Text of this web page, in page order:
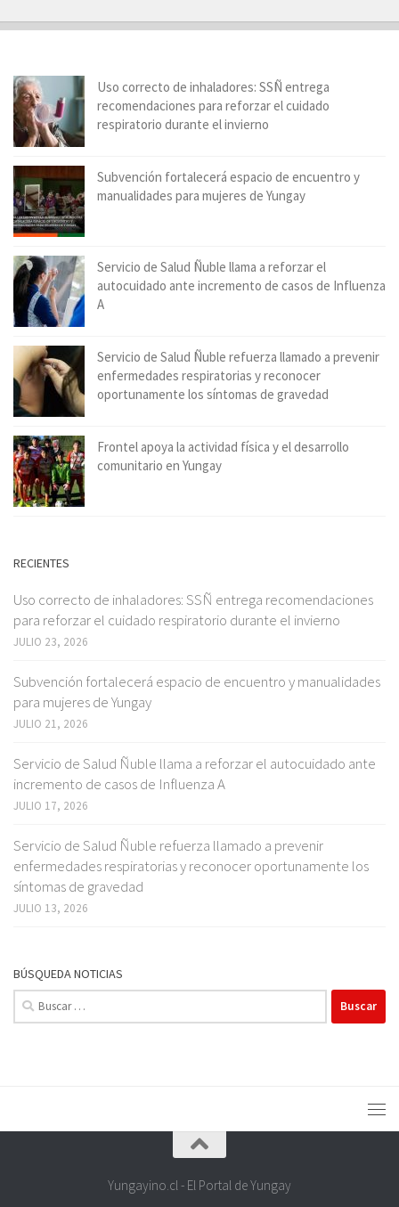
Uso correcto de inhaladores: SSÑ entrega
recomendaciones para reforzar el cuidado
respiratorio durante el invierno
Subvención fortalecerá espacio de encuentro y
manualidades para mujeres de Yungay
Servicio de Salud Ñuble llama a reforzar el
autocuidado ante incremento de casos de Influenza
A
Servicio de Salud Ñuble refuerza llamado a prevenir
enfermedades respiratorias y reconocer
oportunamente los síntomas de gravedad
Frontel apoya la actividad física y el desarrollo
comunitario en Yungay
RECIENTES
Uso correcto de inhaladores: SSÑ entrega recomendaciones
para reforzar el cuidado respiratorio durante el invierno
JULIO 23, 2026
Subvención fortalecerá espacio de encuentro y manualidades
para mujeres de Yungay
JULIO 21, 2026
Servicio de Salud Ñuble llama a reforzar el autocuidado ante
incremento de casos de Influenza A
JULIO 17, 2026
Servicio de Salud Ñuble refuerza llamado a prevenir
enfermedades respiratorias y reconocer oportunamente los
síntomas de gravedad
JULIO 13, 2026
BÚSQUEDA NOTICIAS
Buscar:
Yungayino.cl - El Portal de Yungay